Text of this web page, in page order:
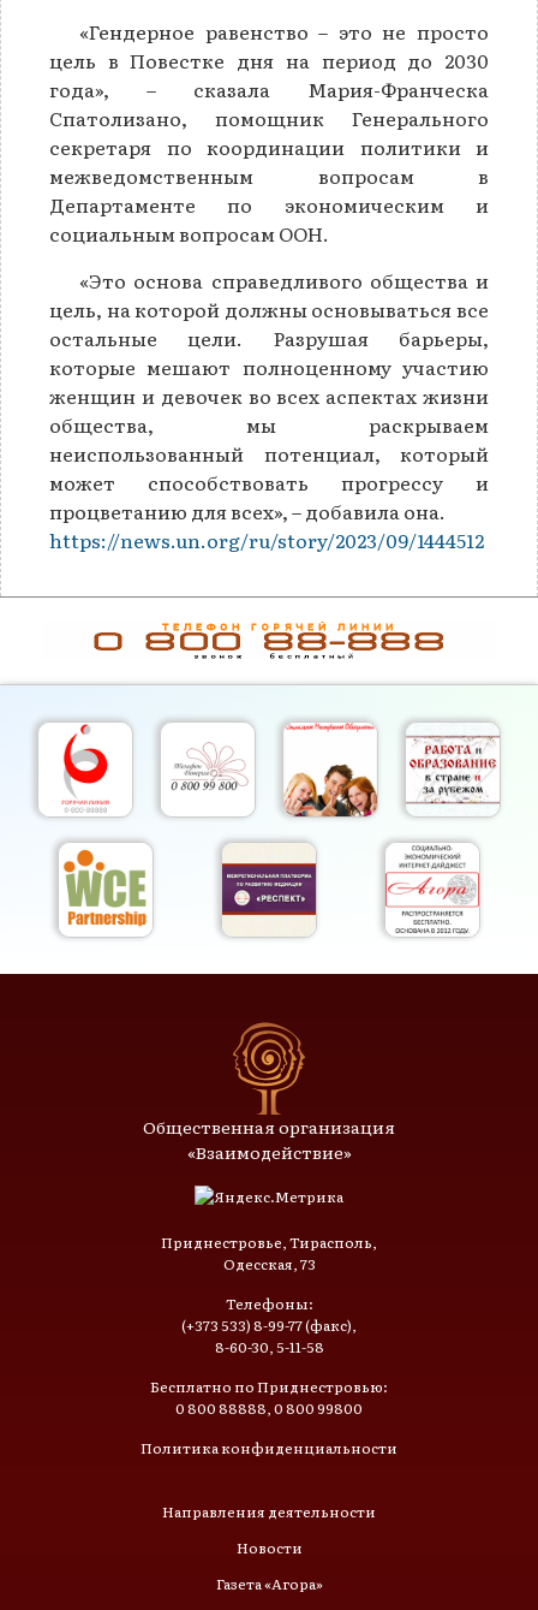
«Гендерное равенство – это не просто
цель в Повестке дня на период до 2030
года», – сказала Мария-Франческа
Спатолизано, помощник Генерального
секретаря по координации политики и
межведомственным вопросам в
Департаменте по экономическим и
социальным вопросам ООН.
«Это основа справедливого общества и
цель, на которой должны основываться все
остальные цели. Разрушая барьеры,
которые мешают полноценному участию
женщин и девочек во всех аспектах жизни
общества, мы раскрываем
неиспользованный потенциал, который
может способствовать прогрессу и
процветанию для всех», – добавила она.
https://news.un.org/ru/story/2023/09/1444512
Общественная организация
«Взаимодействие»
Приднестровье, Тирасполь,
Одесская, 73
Телефоны:
(+373 533) 8-99-77 (факс),
8-60-30, 5-11-58
Бесплатно по Приднестровью:
0 800 88888, 0 800 99800
Политика конфиденциальности
Направления деятельности
Новости
Газета «Агора»